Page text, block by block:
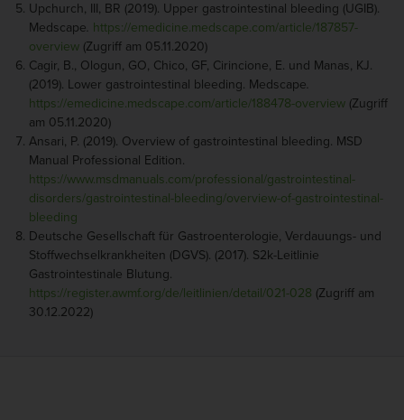
Upchurch, III, BR (2019). Upper gastrointestinal bleeding (UGIB).
Medscape. https://emedicine.medscape.com/article/187857-
overview (Zugriff am 05.11.2020)
Cagir, B., Ologun, GO, Chico, GF, Cirincione, E. und Manas, KJ.
(2019). Lower gastrointestinal bleeding. Medscape.
https://emedicine.medscape.com/article/188478-overview (Zugriff
am 05.11.2020)
Ansari, P. (2019). Overview of gastrointestinal bleeding. MSD
Manual Professional Edition.
https://www.msdmanuals.com/professional/gastrointestinal-
disorders/gastrointestinal-bleeding/overview-of-gastrointestinal-
bleeding
Deutsche Gesellschaft für Gastroenterologie, Verdauungs- und
Stoffwechselkrankheiten (DGVS). (2017). S2k-Leitlinie
Gastrointestinale Blutung.
https://register.awmf.org/de/leitlinien/detail/021-028 (Zugriff am
30.12.2022)